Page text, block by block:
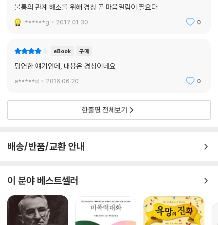
불통의 관계 해소를 위해 경청 곧 마음열림이 필요다
l******g 2017.01.30. 0
eBook 구매
당연한 얘기인데, 내용은 경청이네요
a*****d 2016.06.20. 0
한줄평 전체보기
배송/반품/교환 안내
이 분야 베스트셀러